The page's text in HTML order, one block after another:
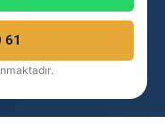
61